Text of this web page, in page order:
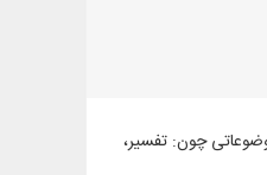
در موضوعاتی چون: تفسیر،